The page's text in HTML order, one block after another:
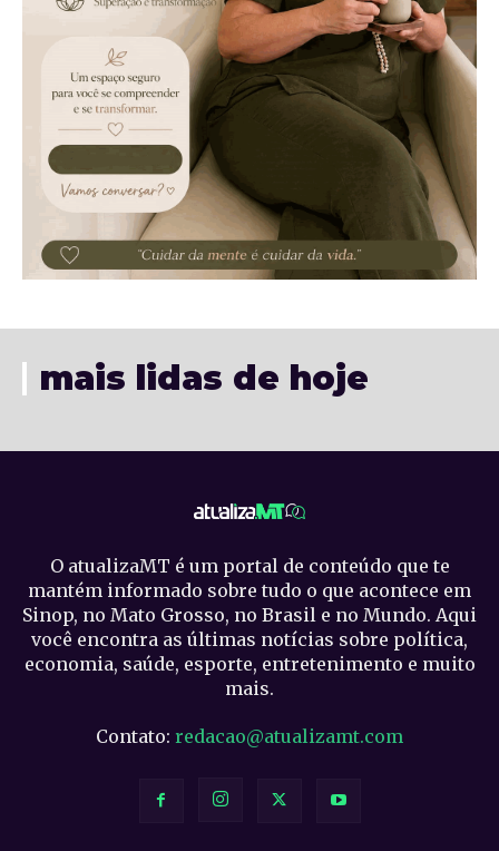
mais lidas de hoje
O atualizaMT é um portal de conteúdo que te
mantém informado sobre tudo o que acontece em
Sinop, no Mato Grosso, no Brasil e no Mundo. Aqui
você encontra as últimas notícias sobre política,
economia, saúde, esporte, entretenimento e muito
mais.
Contato: redacao@atualizamt.com